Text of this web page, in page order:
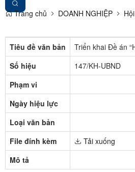
Trang chủ DOANH NGHIỆP
Tiêu đề văn bản
Triển khai Đề án
Số hiệu
147/KH-UBND
Phạm vi
Ngày hiệu lực
Loại văn bản
File đính kèm
Tải xuống
Mô tả